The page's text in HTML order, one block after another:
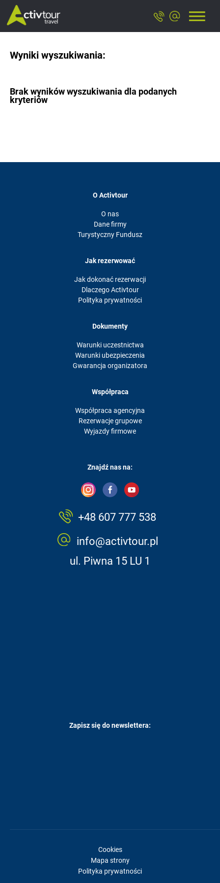
Wyniki wyszukiwania:
Brak wyników wyszukiwania dla podanych
kryteriów
O Activtour
O nas
Dane firmy
Turystyczny Fundusz
Jak rezerwować
Jak dokonać rezerwacji
Dlaczego Activtour
Polityka prywatności
Dokumenty
Warunki uczestnictwa
Warunki ubezpieczenia
Gwarancja organizatora
Współpraca
Współpraca agencyjna
Rezerwacje grupowe
Wyjazdy firmowe
Znajdź nas na:
+48 607 777 538
info@activtour.pl
ul. Piwna 15 LU 1
Zapisz się do newslettera:
Cookies
Mapa strony
Polityka prywatności